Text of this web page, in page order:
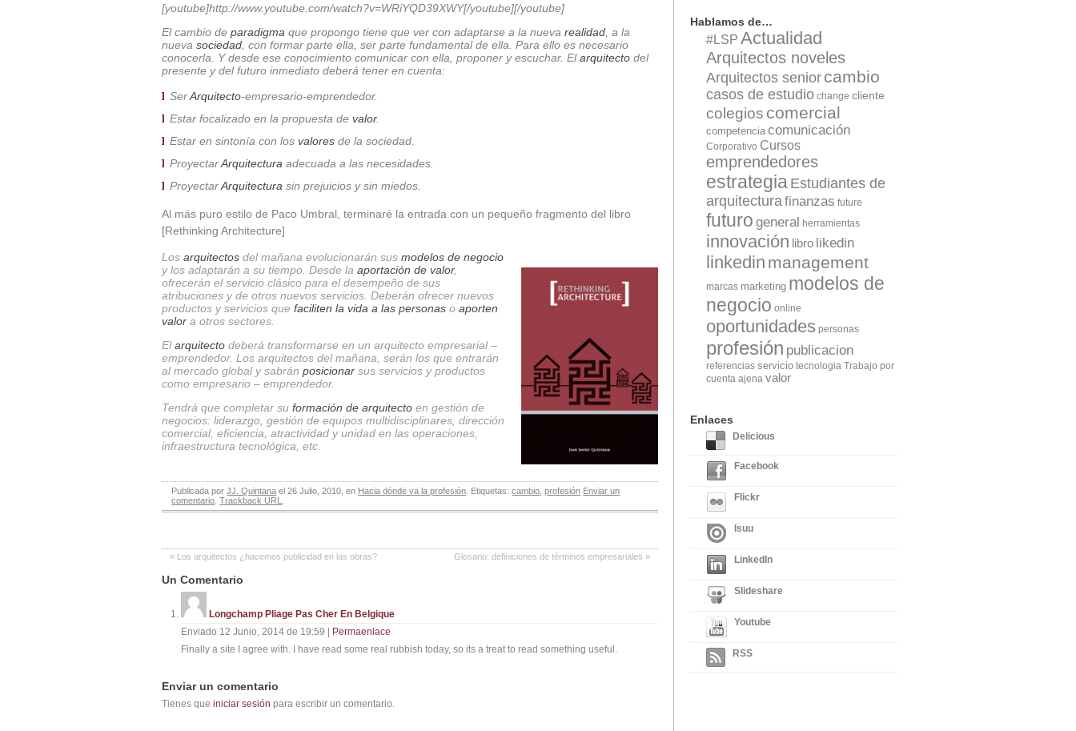
[youtube]http://www.youtube.com/watch?v=WRiYQD39XWY[/youtube][/youtube]
El cambio de paradigma que propongo tiene que ver con adaptarse a la nueva realidad , a la
nueva sociedad , con formar parte ella, ser parte fundamental de ella. Para ello es necesario
conocerla. Y desde ese conocimiento comunicar con ella, proponer y escuchar. Elarquitecto del
presente y del futuro inmediato deberá tener en cuenta:
SerArquitecto-empresario-emprendedor.
Estar focalizado en la propuesta devalor.
Estar en sintonía con los valores de la sociedad.
ProyectarArquitectura adecuada a las necesidades.
ProyectarArquitectura sin prejuicios y sin miedos.
Al más puro estilo de Paco Umbral, terminaré la entrada con un pequeño fragmento del libro
[Rethinking Architecture]
Los arquitectos del mañana evolucionarán sus modelos de negocio
y los adaptarán a su tiempo. Desde la aportación de valor,
ofrecerán el servicio clásico para el desempeño de sus
atribuciones y de otros nuevos servicios. Deberán ofrecer nuevos
productos y servicios que faciliten la vida a las personas o aporten
valor a otros sectores.
Elarquitecto deberá transformarse en un arquitecto empresarial –
emprendedor. Los arquitectos del mañana, serán los que entrarán
al mercado global y sabrán posicionar sus servicios y productos
como empresario – emprendedor.
Tendrá que completar su formación de arquitecto en gestión de
negocios: liderazgo, gestión de equipos multidisciplinares, dirección
comercial, eficiencia, atractividad y unidad en las operaciones,
infraestructura tecnológica, etc.
Publicada porJJ. Quintana el 26 Julio, 2010, en Hacia dónde va la profesión . Etiquetas:cambio ,profesión Enviar un
comentario .Trackback URL
« Los arquitectos ¿hacemos publicidad en las obras? Glosario: definiciones de términos empresariales »
Un Comentario
Longchamp Pliage Pas Cher En Belgique
Enviado 12 Junio, 2014 de 19:59
Permaenlace
Finally a site I agree with. I have read some real rubbish today, so its a treat to read something useful.
Enviar un comentario
Tienes que iniciar sesión para escribir un comentario.
Hablamos de…
#LSP Actualidad
Arquitectos noveles
Arquitectos senior cambio
casos de estudio change cliente
colegios comercial
competencia comunicación
Corporativo Cursos
emprendedores
estrategia Estudiantes de
arquitectura finanzas future
futuro general herramientas
innovación libro likedin
linkedin management
marcas marketing modelos de
negocio online
oportunidades personas
profesión publicacion
referencias servicio tecnologia Trabajo por
cuenta ajena valor
Enlaces
Delicious
Facebook
Flickr
Isuu
LinkedIn
Slideshare
Youtube
RSS